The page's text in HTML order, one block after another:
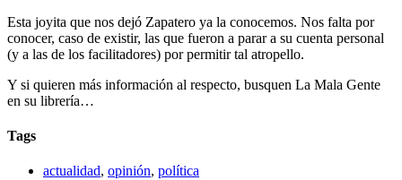
Esta joyita que nos dejó Zapatero ya la conocemos. Nos falta por
conocer, caso de existir, las que fueron a parar a su cuenta personal
(y a las de los facilitadores) por permitir tal atropello.
Y si quieren más información al respecto, busquen La Mala Gente
en su librería…
Tags
actualidad, opinión, política